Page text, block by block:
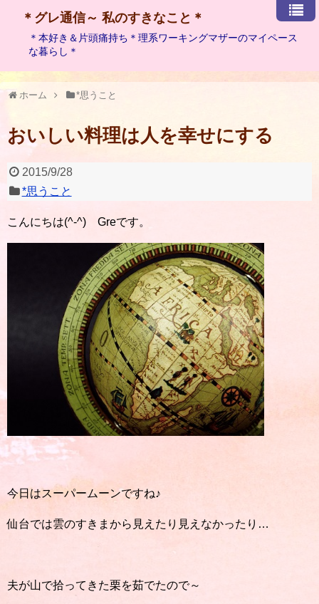
＊グレ通信～ 私のすきなこと＊
＊本好き＆片頭痛持ち＊理系ワーキングマザーのマイペース
な暮らし＊
ホーム *思うこと
おいしい料理は人を幸せにする
2015/9/28
*思うこと
こんにちは(^-^) Greです。
今日はスーパームーンですね♪
仙台では雲のすきまから見えたり見えなかったり…
夫が山で拾ってきた栗を茹でたので～